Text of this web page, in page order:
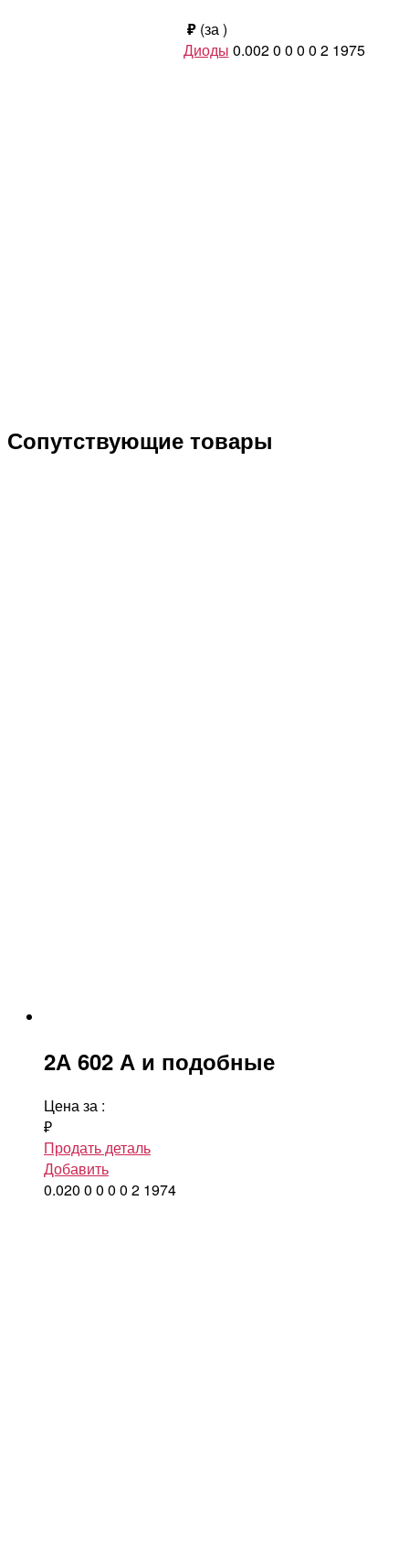
₽ (за)
Диоды 0.0020 0 0 0 2 1975
Сопутствующие товары
2А 602 А и подобные
Цена за :
₽
Продать деталь
Добавить
0.020 0 0 0 0 2 1974